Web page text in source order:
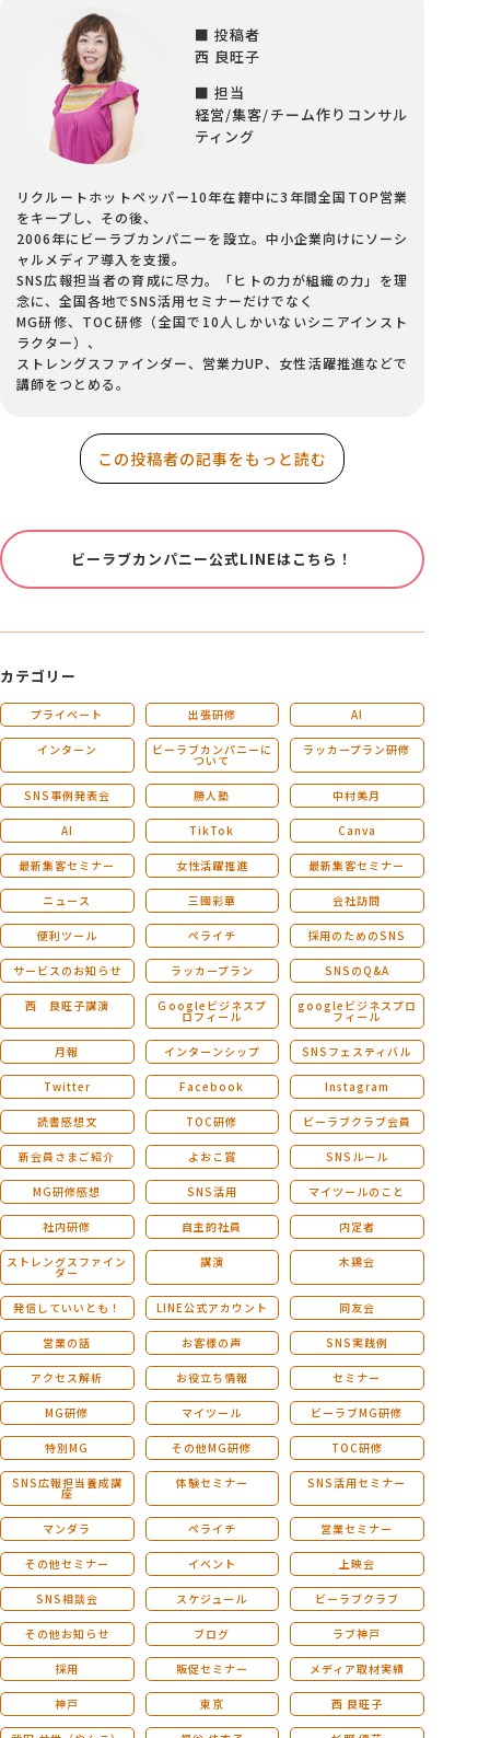
■ 投稿者
西 良旺子
■ 担当
経営/集客/チーム作りコンサル
ティング
リクルートホットペッパー10年在籍中に3年間全国TOP営業
をキープし、その後、
2006年にビーラブカンパニーを設立。中小企業向けにソーシ
ャルメディア導入を支援。
SNS広報担当者の育成に尽力。「ヒトの力が組織の力」を理
念に、全国各地でSNS活用セミナーだけでなく
MG研修、TOC研修（全国で10人しかいないシニアインスト
ラクター）、
ストレングスファインダー、営業力UP、女性活躍推進などで
講師をつとめる。
この投稿者の記事をもっと読む
ビーラブカンパニー公式LINEはこちら！
カテゴリー
プライベート 出張研修 AI
インターン ビーラブカンパニーに
ついて
ラッカープラン研修
SNS事例発表会 勝人塾 中村美月
AI TikTok Canva
最新集客セミナー 女性活躍推進 最新集客セミナー
ニュース 三國彩華 会社訪問
便利ツール ペライチ 採用のためのSNS
サービスのお知らせ ラッカープラン SNSのQ&A
西 良旺子講演 Ｇoogleビジネスプ
ロフィール
googleビジネスプロ
フィール
月報 インターンシップ SNSフェスティバル
Twitter Facebook Instagram
読書感想文 TOC研修 ビーラブクラブ会員
新会員さまご紹介 よおこ賞 SNSルール
MG研修感想 SNS活用 マイツールのこと
社内研修 自主的社員 内定者
ストレングスファイン
ダー
講演 木鶏会
発信していいとも！ LINE公式アカウント 同友会
営業の話 お客様の声 SNS実践例
アクセス解析 お役立ち情報 セミナー
MG研修 マイツール ビーラブMG研修
特別MG その他MG研修 TOC研修
SNS広報担当養成講
座
体験セミナー SNS活用セミナー
マンダラ ペライチ 営業セミナー
その他セミナー イベント 上映会
SNS相談会 スケジュール ビーラブクラブ
その他お知らせ ブログ ラブ神戸
採用 販促セミナー メディア取材実績
神戸 東京 西 良旺子